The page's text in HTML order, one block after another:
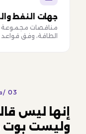
جهات النفط
مناقصات مجموعة
الطاقة، وفق
03 /
إنها ليس
وليست بوت